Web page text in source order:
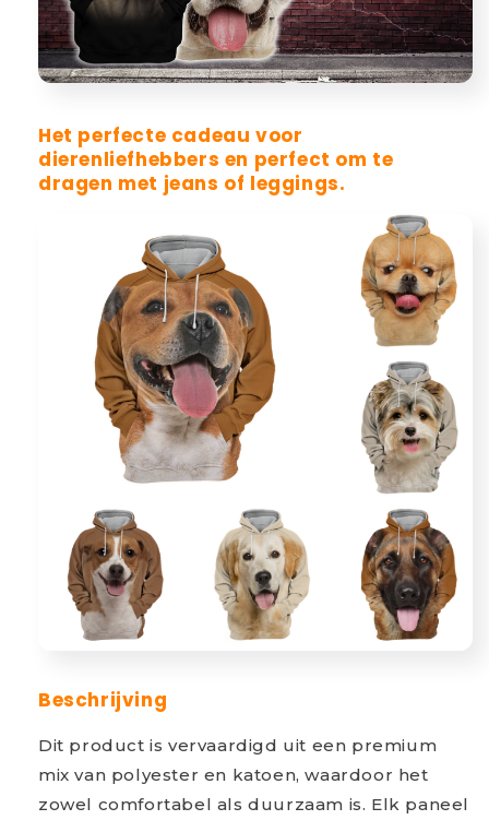
Het perfecte cadeau voor
dierenliefhebbers en perfect om te
dragen met jeans of leggings.
Beschrijving
Dit product is vervaardigd uit een premium
mix van polyester en katoen, waardoor het
zowel comfortabel als duurzaam is. Elk paneel